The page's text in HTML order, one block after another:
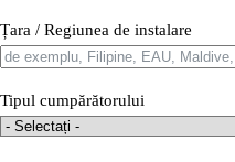
Țara / Regiunea de instalare
Tipul cumpărătorului